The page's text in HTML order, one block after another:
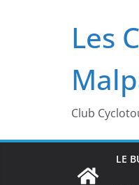
Les
Club
LE